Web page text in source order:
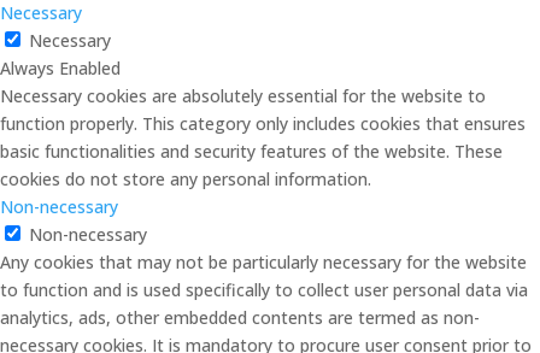
Necessary
Necessary
Always Enabled
Necessary cookies are absolutely essential for the website to
function properly. This category only includes cookies that ensures
basic functionalities and security features of the website. These
cookies do not store any personal information.
Non-necessary
Non-necessary
Any cookies that may not be particularly necessary for the website
to function and is used specifically to collect user personal data via
analytics, ads, other embedded contents are termed as non-
necessary cookies. It is mandatory to procure user consent prior to